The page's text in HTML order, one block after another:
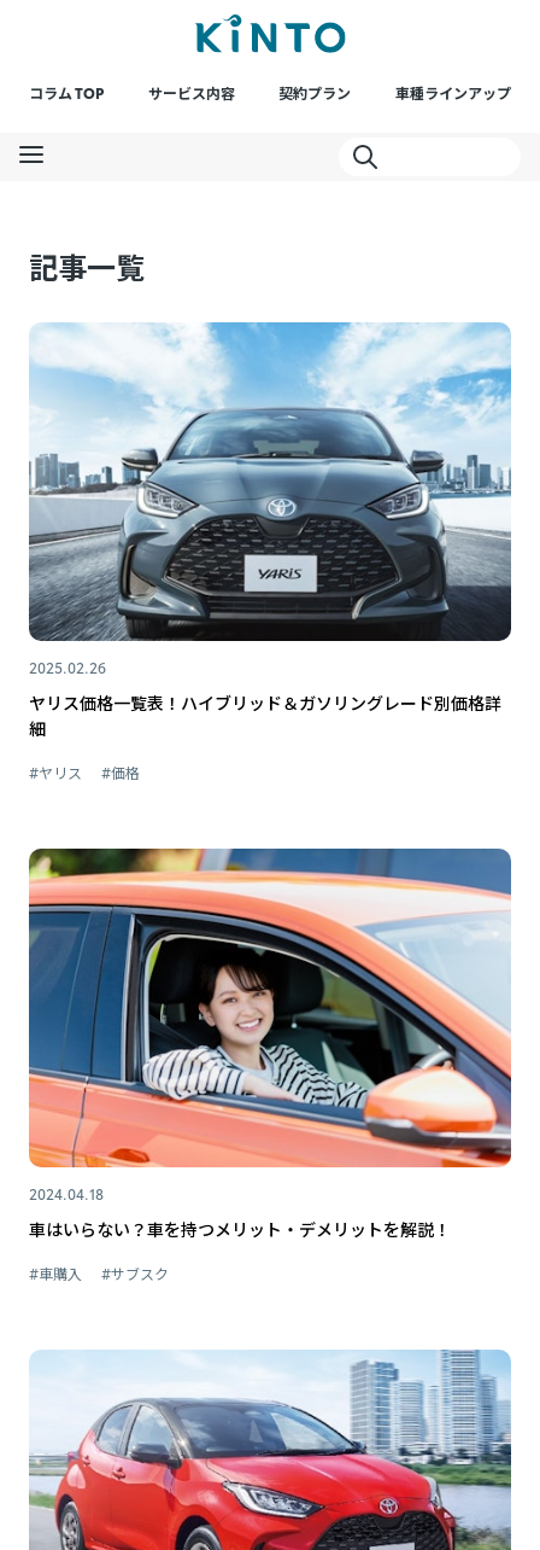
コラム TOP サービス内容 契約プラン 車種ラインアップ
記事一覧
2025.02.26
ヤリス価格一覧表！ハイブリッド＆ガソリングレード別価格詳
細
#ヤリス #価格
2024.04.18
車はいらない？車を持つメリット・デメリットを解説！
#車購入 #サブスク